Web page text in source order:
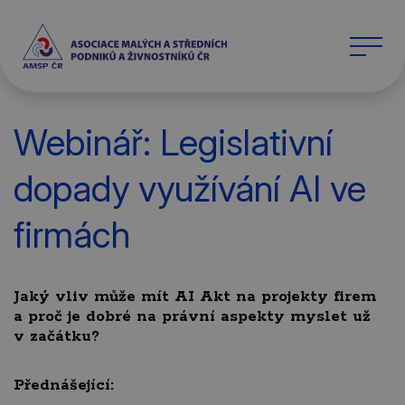
Webinář: Legislativní
dopady využívání AI ve
firmách
Jaký vliv může mít AI Akt na projekty firem
a proč je dobré na právní aspekty myslet už
v začátku?
Přednášející: